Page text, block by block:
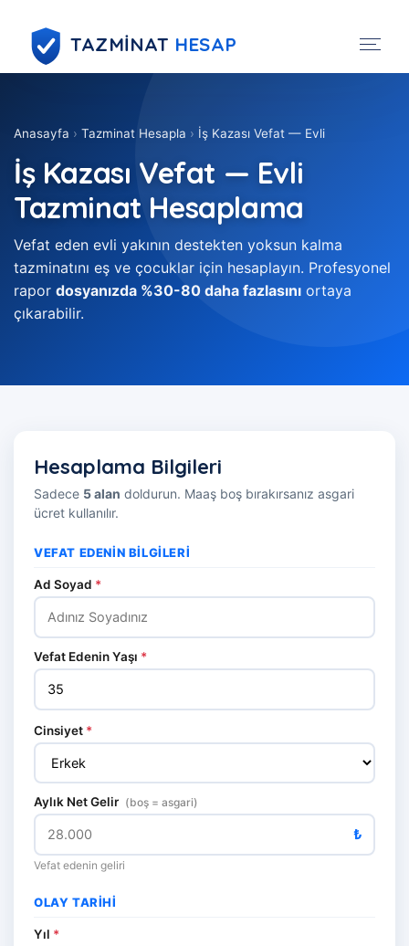
TAZMİNAT HESAP
Anasayfa › Tazminat Hesapla › İş Kazası Vefat — Evli
İş Kazası Vefat — Evli
Tazminat Hesaplama
Vefat eden evli yakının destekten yoksun kalma
tazminatını eş ve çocuklar için hesaplayın. Profesyonel
rapor dosyanızda %30-80 daha fazlasını ortaya
çıkarabilir.
Hesaplama Bilgileri
Sadece 5 alan doldurun. Maaş boş bırakırsanız asgari
ücret kullanılır.
VEFAT EDENIN BILGILERI
Ad Soyad *
Vefat Edenin Yaşı *
Cinsiyet *
Aylık Net Gelir (boş = asgari)
Vefat edenin geliri
OLAY TARIHI
Yıl *